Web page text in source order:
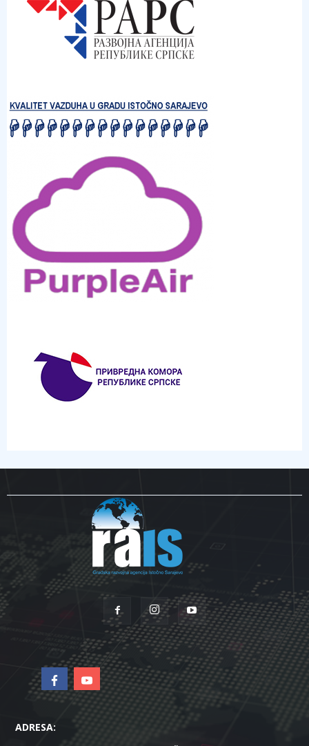
ADRESA: